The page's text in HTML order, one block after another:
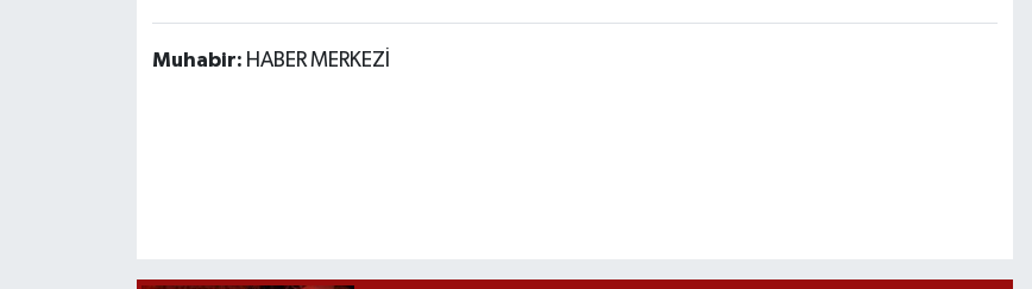
Muhabir: HABER MERKEZİ